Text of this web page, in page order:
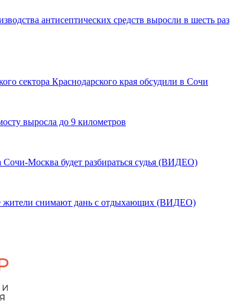
антисептических средств выросли в шесть раз
сектора Краснодарского края обсудили в Сочи
выросла до 9 километров
Сочи-Москва будет разбираться судья (ВИДЕО)
жители снимают дань с отдыхающих (ВИДЕО)